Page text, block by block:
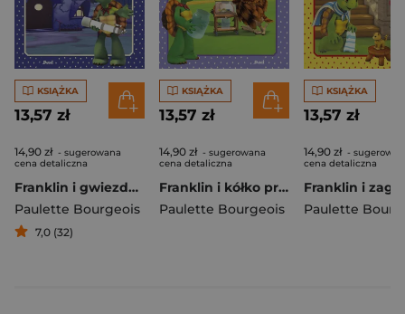
KSIĄŻKA
13,57 zł
14,90 zł - sugerowana
cena detaliczna
Franklin i gwiezdna podróż
Paulette Bourgeois
7,0 (32)
KSIĄŻKA
13,57 zł
14,90 zł - sugerowana
cena detaliczna
Franklin i kółko przyrodnicze
Paulette Bourgeois
KSIĄŻKA
13,57 zł
14,90 zł -
cena detaliczna
Paulette